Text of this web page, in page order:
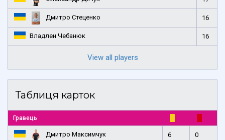
Дмитро Стеценко 16
Владлен Чебанюк 16
View all players
Таблиця карток
Гравець
Дмитро Максимчук 6 0